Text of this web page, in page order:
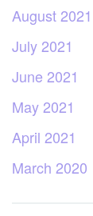
August 2021
July 2021
June 2021
May 2021
April 2021
March 2020